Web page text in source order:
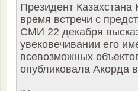
Президент
время встречи с
СМИ 22 декабря
увековечивании его
всевозможных
опубликовала Акорда